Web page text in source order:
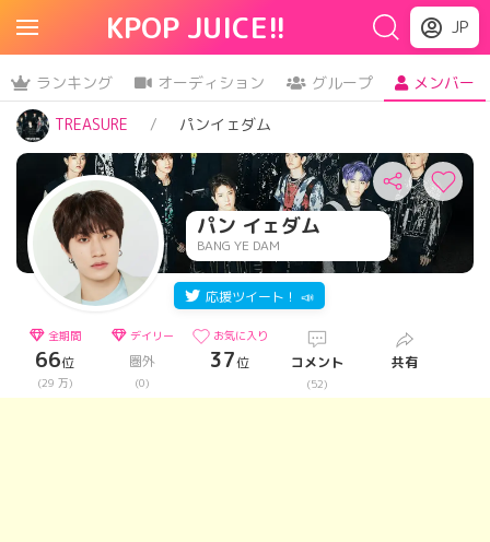
KPOP JUICE!! JP
ランキング オーディション グループ
メンバー
TREASURE
パンイェダム
パン イェダム
BANG YE DAM
応援ツイート！ 📣
全期間
66位
(29 万)
デイリー
圏外
(0)
お気に入り
37位 コメント
(52)
共有